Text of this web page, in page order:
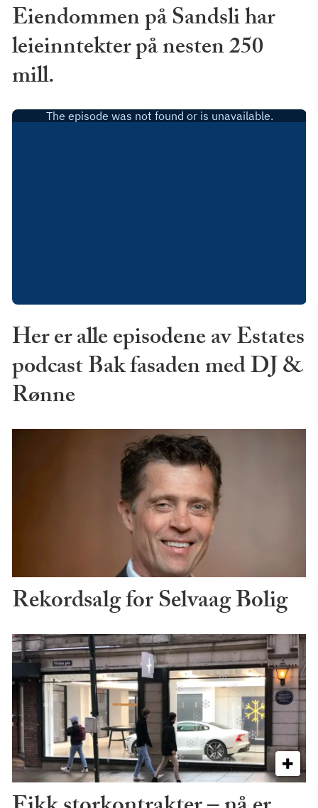
Eiendommen på Sandsli har
leieinntekter på nesten 250
mill.
Her er alle episodene av Estates
podcast Bak fasaden med DJ &
Rønne
Rekordsalg for Selvaag Bolig